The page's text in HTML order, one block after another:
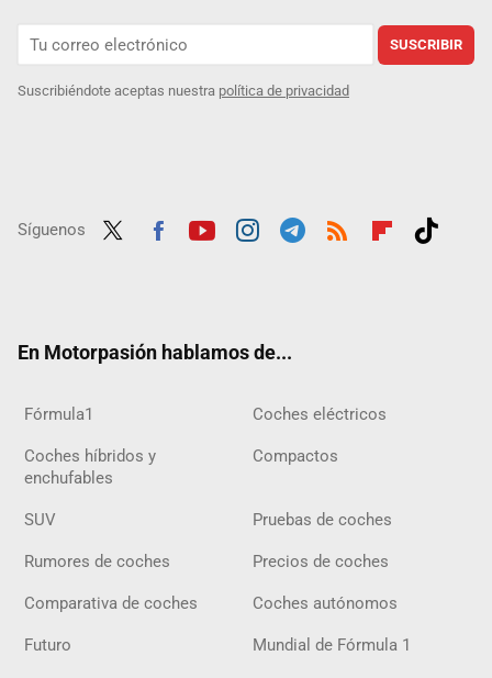
SUSCRIBIR
Suscribiéndote aceptas nuestra política de privacidad
Síguenos
En Motorpasión hablamos de...
Fórmula1 Coches eléctricos
Coches híbridos y
enchufables
Compactos
SUV Pruebas de coches
Rumores de coches Precios de coches
Comparativa de coches Coches autónomos
Futuro Mundial de Fórmula 1